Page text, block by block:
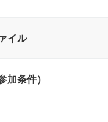
イル
加条件）